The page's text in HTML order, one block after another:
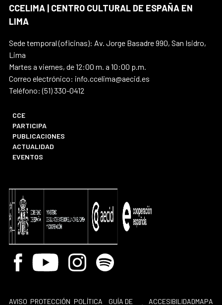
CCELIMA | CENTRO CULTURAL DE ESPAÑA EN
LIMA
Sede temporal (oficinas): Av. Jorge Basadre 990, San Isidro,
Lima
Martes a viernes, de 12:00 m. a 10:00 p.m.
Correo electrónico: info.ccelima@aecid.es
Teléfono: (51) 330-0412
CCE
PARTICIPA
PUBLICACIONES
ACTUALIDAD
EVENTOS
Facebook
Youtube InstagramSpotify
AVISO PROTECCIÓN POLÍTICA
GUÍA DE
ACCESIBILIDADMAPA